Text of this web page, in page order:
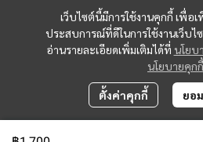
เว็บไซต์นี้มีการใช้งานคุกกี้ เพื่อ
ประสบการณ์ที่ดีในการใช้งานเว็บ
อ่านรายละเอียดเพิ่มเติมได้ที่ นโยบ
นโยบายคุกกี้
ตั้งค่าคุกกี้ ยอ